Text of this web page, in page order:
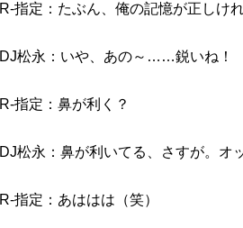
R-指定：たぶん、俺の記憶が正しけれ
DJ松永：いや、あの～……鋭いね！
R-指定：鼻が利く？
DJ松永：鼻が利いてる、さすが。オ
R-指定：あははは（笑）